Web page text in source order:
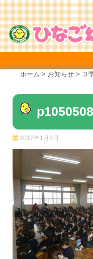
Skip
to
content
ホーム > お知らせ > ３
p1050508
2017年1月6日